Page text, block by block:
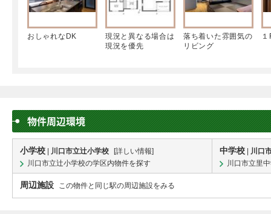
おしゃれなDK
現況と異なる場合は
現況を優先
落ち着いた雰囲気の
リビング
物件周辺環境
小学校 川口市立辻小学校 [詳しい情報]
川口市立辻小学校の学区内物件を探す
中学校
川口
川口市立里
周辺施設 この物件と同じ駅の周辺施設をみる